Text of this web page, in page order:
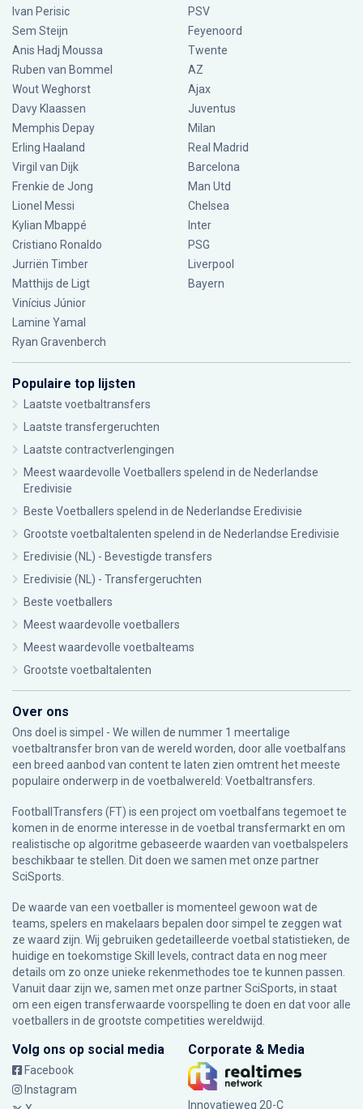
Ivan Perisic
Sem Steijn
Anis Hadj Moussa
Ruben van Bommel
Wout Weghorst
Davy Klaassen
Memphis Depay
Erling Haaland
Virgil van Dijk
Frenkie de Jong
Lionel Messi
Kylian Mbappé
Cristiano Ronaldo
Jurriën Timber
Matthijs de Ligt
Vinícius Júnior
Lamine Yamal
Ryan Gravenberch
PSV
Feyenoord
Twente
AZ
Ajax
Juventus
Milan
Real Madrid
Barcelona
Man Utd
Chelsea
Inter
PSG
Liverpool
Bayern
Populaire top lijsten
Laatste voetbaltransfers
Laatste transfergeruchten
Laatste contractverlengingen
Meest waardevolle Voetballers spelend in de Nederlandse
Eredivisie
Beste Voetballers spelend in de Nederlandse Eredivisie
Grootste voetbaltalenten spelend in de Nederlandse Eredivisie
Eredivisie (NL) - Bevestigde transfers
Eredivisie (NL) - Transfergeruchten
Beste voetballers
Meest waardevolle voetballers
Meest waardevolle voetbalteams
Grootste voetbaltalenten
Over ons
Ons doel is simpel - We willen de nummer 1 meertalige
voetbaltransfer bron van de wereld worden, door alle voetbalfans
een breed aanbod van content te laten zien omtrent het meeste
populaire onderwerp in de voetbalwereld: Voetbaltransfers.
FootballTransfers (FT) is een project om voetbalfans tegemoet te
komen in de enorme interesse in de voetbal transfermarkt en om
realistische op algoritme gebaseerde waarden van voetbalspelers
beschikbaar te stellen. Dit doen we samen met onze partner
SciSports.
De waarde van een voetballer is momenteel gewoon wat de
teams, spelers en makelaars bepalen door simpel te zeggen wat
ze waard zijn. Wij gebruiken gedetailleerde voetbal statistieken, de
huidige en toekomstige Skill levels, contract data en nog meer
details om zo onze unieke rekenmethodes toe te kunnen passen.
Vanuit daar zijn we, samen met onze partner SciSports, in staat
om een eigen transferwaarde voorspelling te doen en dat voor alle
voetballers in de grootste competities wereldwijd.
Volg ons op social media
Facebook
Instagram
Corporate & Media
Innovatieweg 20-C